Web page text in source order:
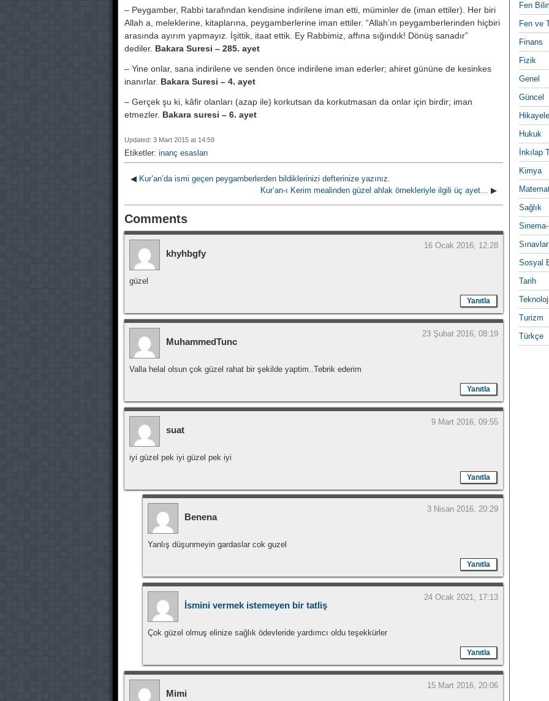
– Peygamber, Rabbi tarafından kendisine indirilene iman etti, müminler de (iman ettiler). Her biri
Allah a, meleklerine, kitaplarına, peygamberlerine iman ettiler. “Allah’ın peygamberlerinden hiçbiri
arasında ayırım yapmayız. İşittik, itaat ettik. Ey Rabbimiz, affına sığındık! Dönüş sanadır”
dediler. Bakara Suresi – 285. ayet
– Yine onlar, sana indirilene ve senden önce indirilene iman ederler; ahiret gününe de kesinkes
inanırlar. Bakara Suresi – 4. ayet
– Gerçek şu ki, kâfir olanları (azap ile) korkutsan da korkutmasan da onlar için birdir; iman
etmezler. Bakara suresi – 6. ayet
Updated: 3 Mart 2015 at 14:59
Etiketler: inanç esasları
◀ Kur’an’da ismi geçen peygamberlerden bildiklerinizi defterinize yazınız.
Kur’an-ı Kerim mealinden güzel ahlak örnekleriyle ilgili üç ayet… ▶
Comments
khyhbgfy
16 Ocak 2016, 12:28
güzel
Yanıtla
MuhammedTunc
23 Şubat 2016, 08:19
Valla helal olsun çok güzel rahat bir şekilde yaptim..Tebrik ederim
Yanıtla
suat
9 Mart 2016, 09:55
iyi güzel pek iyi güzel pek iyi
Yanıtla
Benena
3 Nisan 2016, 20:29
Yanlış düşunmeyin gardaslar cok guzel
Yanıtla
İsmini vermek istemeyen bir tatliş
24 Ocak 2021, 17:13
Çok güzel olmuş elinize sağlık ödevleride yardımcı oldu teşekkürler
Yanıtla
Mimi
15 Mart 2016, 20:06
Fen
Fen ve
Finans
Fizik
Genel
Güncel
Hukuk
İnkılap
Kimya
Sağlık
Sınavlar
Sosyal
Tarih
Turizm
Türkçe